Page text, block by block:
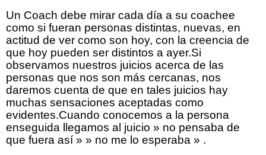
Un Coach debe mirar cada día a su coachee
como si fueran personas distintas, nuevas, en
actitud de ver como son hoy, con la creencia de
que hoy pueden ser distintos a ayer.Si
observamos nuestros juicios acerca de las
personas que nos son más cercanas, nos
daremos cuenta de que en tales juicios hay
muchas sensaciones aceptadas como
evidentes.Cuando conocemos a la persona
enseguida llegamos al juicio » no pensaba de
que fuera así » » no me lo esperaba » .